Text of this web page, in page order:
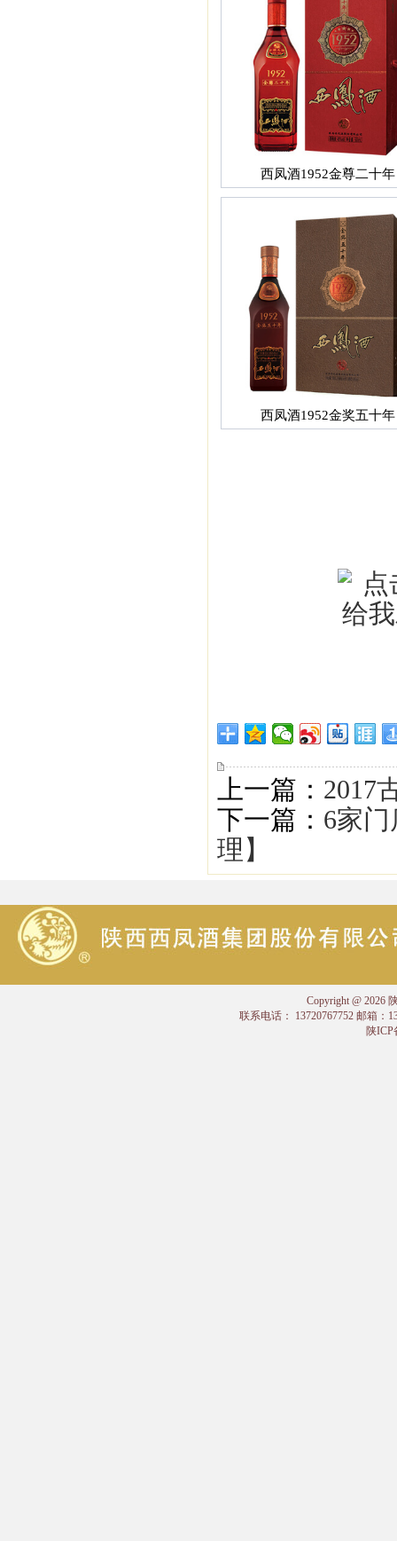
西凤酒1952金尊二十年
西凤酒1952金奖五十年
上一篇： 2017
下一篇： 6家
理】
Copyright @ 2026
联系电话： 13720767752 邮箱：
陕ICP